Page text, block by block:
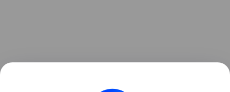
Отдельно участники совещания обсудили